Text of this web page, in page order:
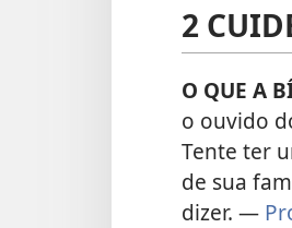
2
O QUE A
o ouvido
Tente ter
de sua
dizer. —